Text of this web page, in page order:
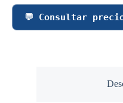
💬 Consultar